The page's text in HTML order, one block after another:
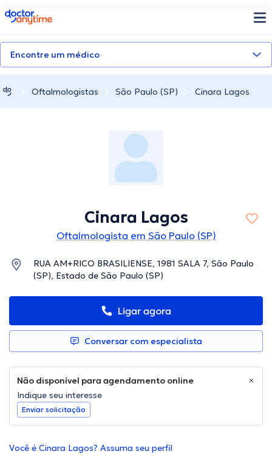
doctoranytime
Encontre um médico
Oftalmologistas São Paulo (SP) Cinara Lagos
Cinara Lagos
Oftalmologista em São Paulo (SP)
RUA AM+RICO BRASILIENSE, 1981 SALA 7, São Paulo
(SP), Estado de São Paulo (SP)
Ligar agora
Conversar com especialista
Não disponível para agendamento online
Indique seu interesse
Enviar solicitação
Você é Cinara Lagos? Assuma seu perfil